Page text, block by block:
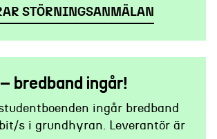
STÖRNINGSANMÄLAN
bredband ingår!
ingår bredband
s i grundhyran. Leverantör är